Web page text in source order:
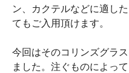
ン、カクテルなどに適し
てもご入用頂けます。
今回はそのコリンズグラ
ました。注ぐものによっ